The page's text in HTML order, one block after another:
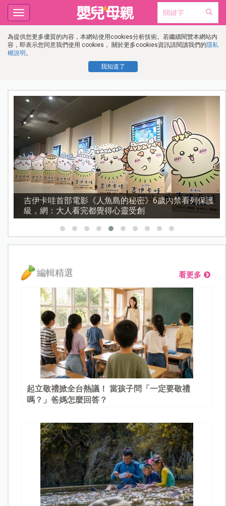
為提供您更多優質的內容，本網站使用cookies分析技術。若繼續閱覽本網站內
容，即表示您同意我們使用 cookies， 關於更多cookies資訊請閱讀我們的隱私
權說明 。
我知道了
Toggle
navigation
資優教育15問！師鐸獎名師陳宥妤：資優教育的核心，
不是成績而是讀懂孩子的心理準備度
編輯精選 看更多
起立敬禮掀全台熱議！ 當孩子問「一定要敬禮
嗎？」爸媽怎麼回答？